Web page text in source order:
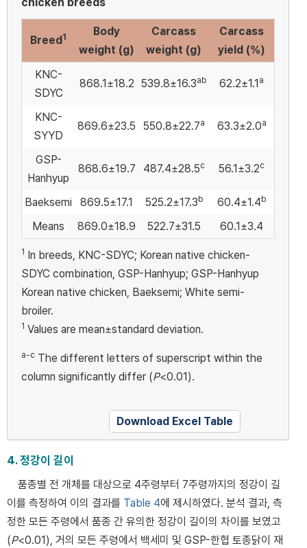
Breed1
Body
weight (g)
Carcass
weight (g)
Carcass
yield (%)
KNC-
SDYC
868.1±18.2 539.8±16.3ab 62.2±1.1 a
KNC-
SYYD
869.6±23.5 550.8±22.7a 63.3±2.0a
GSP-
Hanhyup
868.6±19.7 487.4±28.5c 56.1±3.2c
Baeksemi 869.5±17.1 525.2±17.3 b 60.4±1.4 b
Means 869.0±18.9 522.7±31.5 60.1±3.4
1 In breeds, KNC-SDYC; Korean native chicken-
SDYC combination, GSP-Hanhyup; GSP-Hanhyup
Korean native chicken, Baeksemi; White semi-
broiler.
1 Values are mean±standard deviation.
a-c The different letters of superscript within the
column significantly differ (P<0.01).
Download Excel Table
4. 정강이 길이
품종별 전 개체를 대상으로 4주령부터 7주령까지의 정강이 길
이를 측정하여 이의 결과를 Table 4에 제시하였다. 분석 결과, 측
정한 모든 주령에서 품종 간 유의한 정강이 길이의 차이를 보였고
(P<0.01), 거의 모든 주령에서 백세미 및 GSP-한협 토종닭이 재